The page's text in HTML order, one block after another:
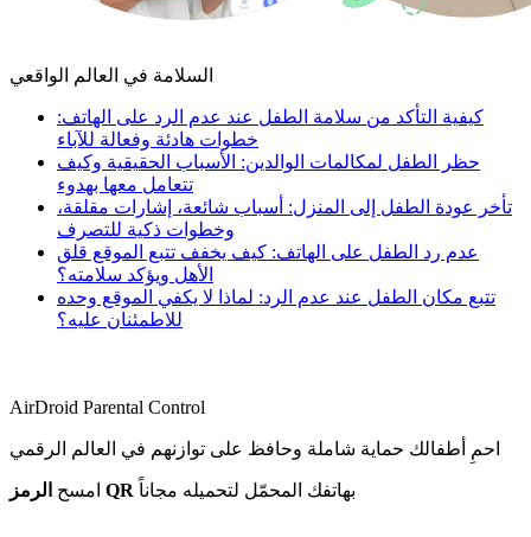
السلامة في العالم الواقعي
كيفية التأكد من سلامة الطفل عند عدم الرد على الهاتف:
خطوات هادئة وفعالة للآباء
حظر الطفل لمكالمات الوالدين: الأسباب الحقيقية وكيف
تتعامل معها بهدوء
تأخر عودة الطفل إلى المنزل: أسباب شائعة، إشارات مقلقة،
وخطوات ذكية للتصرف
عدم رد الطفل على الهاتف: كيف يخفف تتبع الموقع قلق
الأهل ويؤكد سلامته؟
تتبع مكان الطفل عند عدم الرد: لماذا لا يكفي الموقع وحده
للاطمئنان عليه؟
AirDroid Parental Control
احمِ أطفالك حماية شاملة وحافظ على توازنهم في العالم الرقمي
امسح الرمز QR بهاتفك المحمّل لتحميله مجاناً